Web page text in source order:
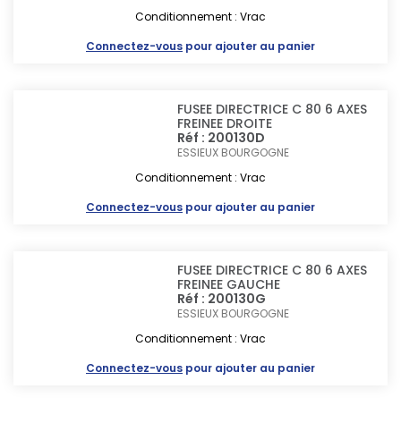
Conditionnement : Vrac
Connectez-vous pour ajouter au panier
FUSEE DIRECTRICE C 80 6 AXES
FREINEE DROITE
Réf : 200130D
ESSIEUX BOURGOGNE
Conditionnement : Vrac
Connectez-vous pour ajouter au panier
FUSEE DIRECTRICE C 80 6 AXES
FREINEE GAUCHE
Réf : 200130G
ESSIEUX BOURGOGNE
Conditionnement : Vrac
Connectez-vous pour ajouter au panier